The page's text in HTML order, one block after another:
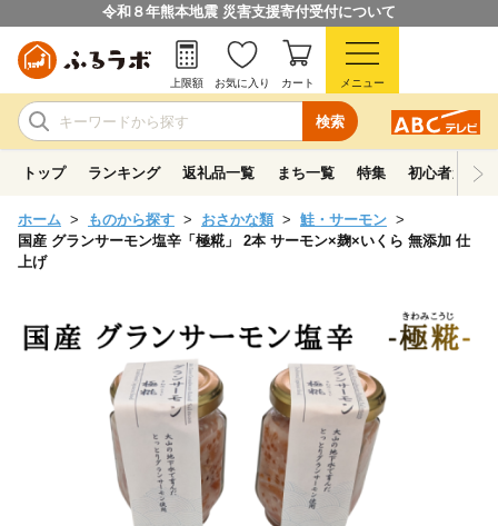
令和８年熊本地震 災害支援寄付受付について
検索
上限額 お気に入り カート メニュー
トップ ランキング 返礼品一覧 まち一覧 特集 初心者ガイド
ホーム ものから探す おさかな類
鮭・サーモン
国産 グランサーモン塩辛「極糀」 2本 サーモン×麹×いくら 無添加 仕
上げ